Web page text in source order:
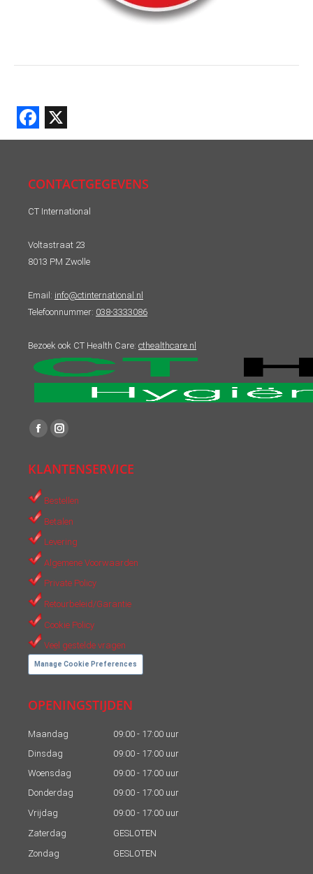
Facebook
X
CONTACTGEGEVENS
CT International
Voltastraat 23
8013 PM Zwolle
Email: info@ctinternational.nl
Telefoonnummer: 038-3333086
Bezoek ook CT Health Care: cthealthcare.nl
Vind ons op:
Facebook
opens
in
new
window
Instagram
opens
window
KLANTENSERVICE
Bestellen
Betalen
Levering
Algemene Voorwaarden
Private Policy
Retourbeleid/Garantie
Cookie Policy
Veel gestelde vragen
Manage Cookie Preferences
OPENINGSTIJDEN
Maandag
09:00 - 17:00 uur
Dinsdag
09:00 - 17:00 uur
Woensdag
09:00 - 17:00 uur
Donderdag
09:00 - 17:00 uur
Vrijdag
09:00 - 17:00 uur
Zaterdag
GESLOTEN
Zondag
GESLOTEN